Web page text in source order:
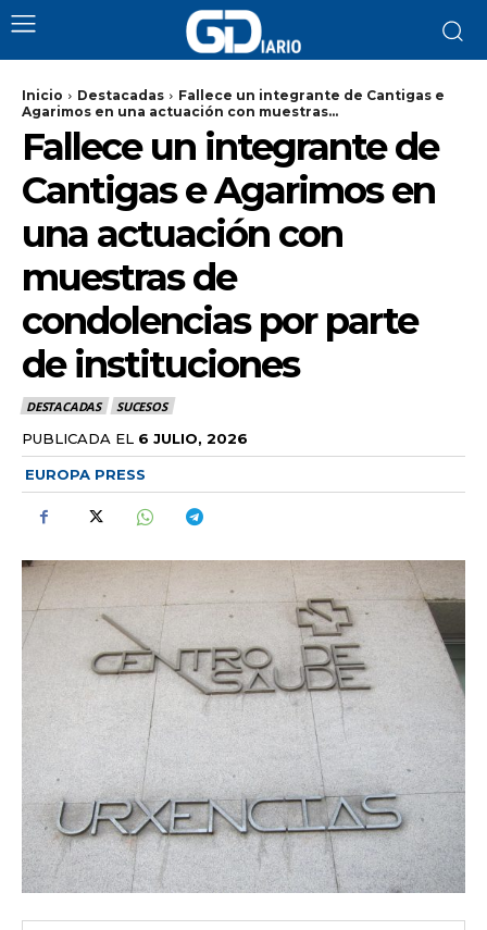
Inicio Destacadas
Fallece un integrante de Cantigas e
Agarimos en una actuación con muestras...
Fallece un integrante de
Cantigas e Agarimos en
una actuación con
muestras de
condolencias por parte
de instituciones
DESTACADAS SUCESOS
PUBLICADA EL 6 JULIO, 2026
EUROPA PRESS